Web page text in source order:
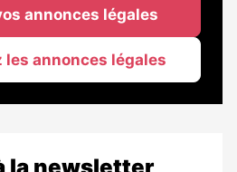
annonces légales
les annonces légales